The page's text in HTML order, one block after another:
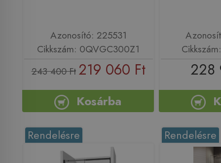
Azonosító: 225531
Cikkszám: 0QVGC300Z1
243 400 Ft 219 060 Ft
Kosárba
228
Rendelésre Rendelésre